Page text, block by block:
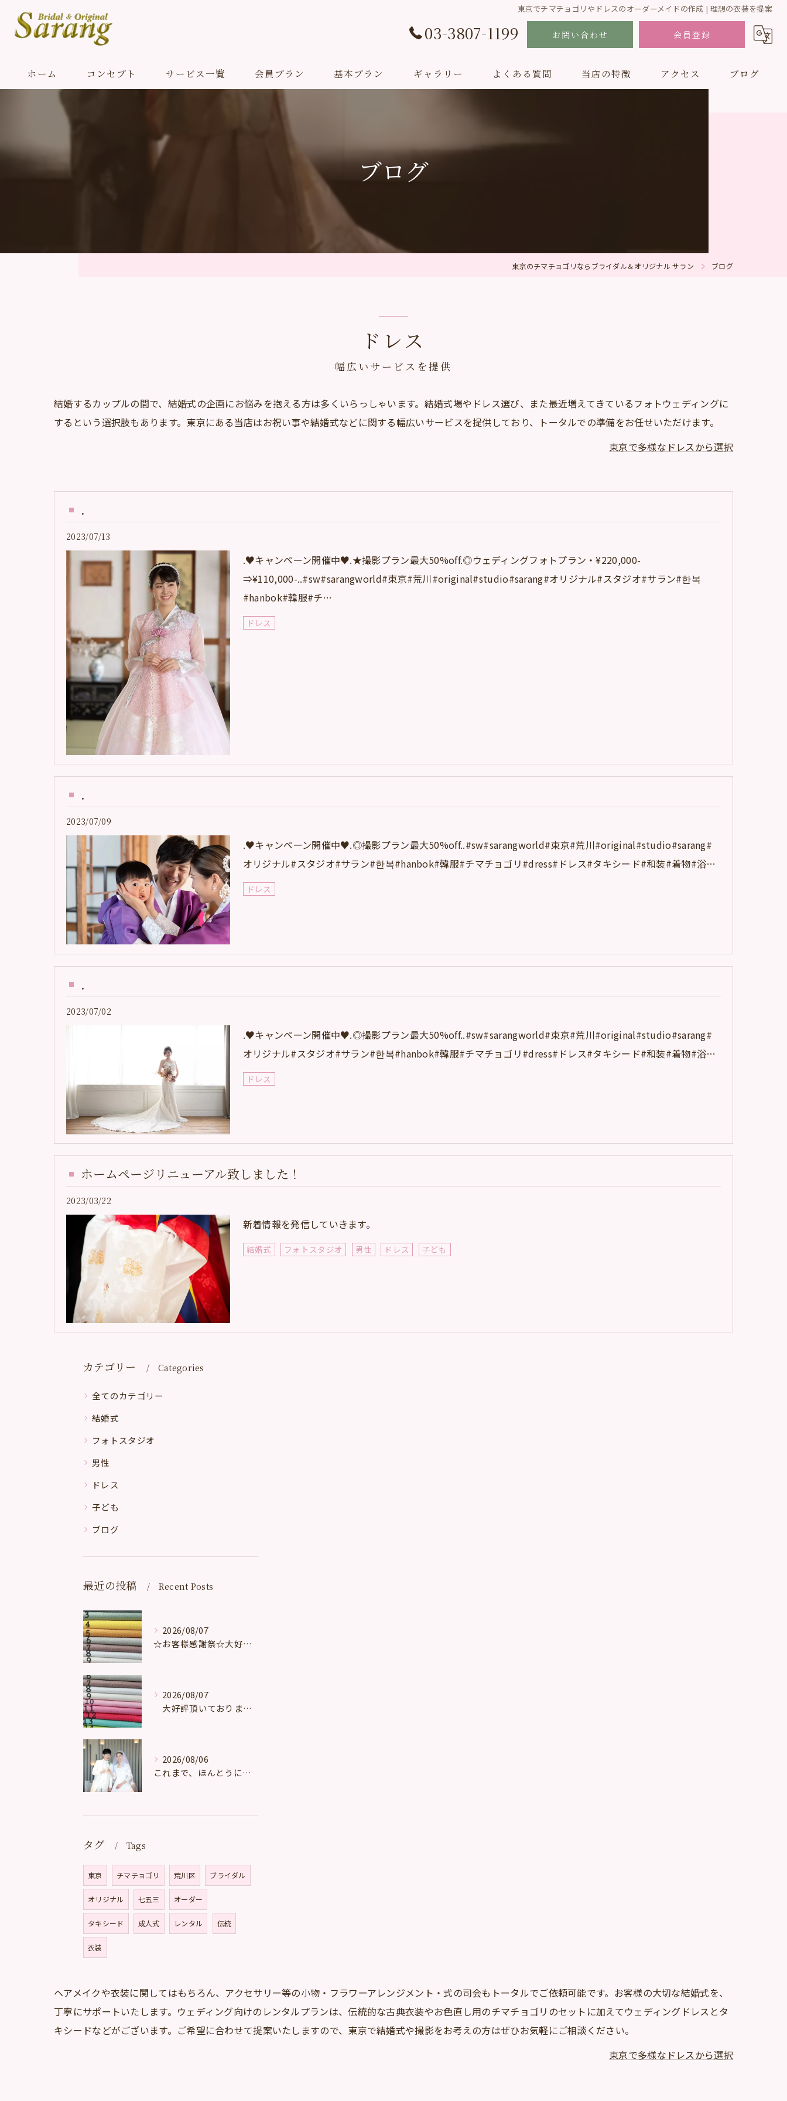
東京でチマチョゴリやドレスのオーダーメイドの作成 | 理想の衣装を提案
03-3807-1199 お問い合わせ 会員登録
ホーム コンセプト サービス一覧 会員プラン 基本プラン
成人式プラン
お祝いプラン
教室＆イベント
ギャラリー よくある質問 当店の特徴 アクセス ブログ
ブログ
東京のチマチョゴリならブライダル＆オリジナル サラン ブログ
ドレス
幅広いサービスを提供
結婚するカップルの間で、結婚式の企画にお悩みを抱える方は多くいらっしゃいます。結婚式場やドレス選び、また最近増えてきているフォトウェディングに
するという選択肢もあります。東京にある当店はお祝い事や結婚式などに関する幅広いサービスを提供しており、トータルでの準備をお任せいただけます。
東京で多様なドレスから選択
.
2023/07/13
.♥️キャンペーン開催中♥️.★撮影プラン最大50%off.◎ウェディングフォトプラン・¥220,000-
⇒¥110,000-..#sw#sarangworld#東京#荒川#original#studio#sarang#オリジナル#スタジオ#サラン#한복
#hanbok#韓服#チ…
ドレス
.
2023/07/09
.♥️キャンペーン開催中♥️.◎撮影プラン最大50%off..#sw#sarangworld#東京#荒川#original#studio#sarang#
オリジナル#スタジオ#サラン#한복#hanbok#韓服#チマチョゴリ#dress#ドレス#タキシード#和装#着物#浴…
ドレス
.
2023/07/02
.♥️キャンペーン開催中♥️.◎撮影プラン最大50%off..#sw#sarangworld#東京#荒川#original#studio#sarang#
オリジナル#スタジオ#サラン#한복#hanbok#韓服#チマチョゴリ#dress#ドレス#タキシード#和装#着物#浴…
ドレス
ホームページリニューアル致しました！
2023/03/22
新着情報を発信していきます。
結婚式 フォトスタジオ 男性 ドレス 子ども
カテゴリー Categories
全てのカテゴリー
結婚式
フォトスタジオ
男性
ドレス
子ども
ブログ
最近の投稿 Recent Posts
2026/08/07
☆お客様感謝祭☆大好評頂いております。
2026/08/07
大好評頂いております。
2026/08/06
これまで、ほんとうに多くの、たくさんの、数え切れないほどのお...
タグ Tags
東京 チマチョゴリ 荒川区 ブライダル
オリジナル 七五三 オーダー
タキシード 成人式 レンタル 伝統
衣装
ヘアメイクや衣装に関してはもちろん、アクセサリー等の小物・フラワーアレンジメント・式の司会もトータルでご依頼可能です。お客様の大切な結婚式を、
丁寧にサポートいたします。ウェディング向けのレンタルプランは、伝統的な古典衣装やお色直し用のチマチョゴリのセットに加えてウェディングドレスとタ
キシードなどがございます。ご希望に合わせて提案いたしますので、東京で結婚式や撮影をお考えの方はぜひお気軽にご相談ください。
東京で多様なドレスから選択